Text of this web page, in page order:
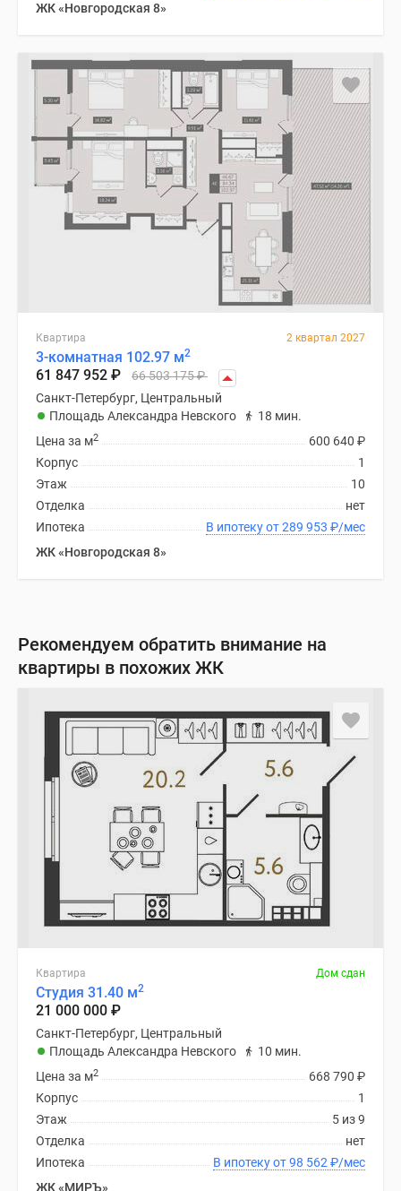
ЖК «Новгородская 8»
Квартира 2 квартал 2027
3-комнатная 102.97 м2
61 847 952 ₽ 66 503 175₽
Санкт-Петербург, Центральный
Площадь Александра Невского
18 мин.
600 640 ₽
Цена за м2
1
Корпус
10
Этаж
нет
Отделка
В ипотеку от 289 953 ₽/мес
Ипотека
ЖК «Новгородская 8»
Рекомендуем обратить внимание на
квартиры в похожих ЖК
Квартира Дом сдан
Студия 31.40 м2
21 000 000 ₽
Санкт-Петербург, Центральный
Площадь Александра Невского
10 мин.
668 790 ₽
Цена за м2
1
Корпус
5 из 9
Этаж
нет
Отделка
В ипотеку от 98 562 ₽/мес
Ипотека
ЖК «МИРЪ»